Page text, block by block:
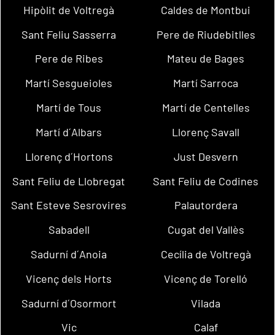
Hipòlit de Voltregà
Caldes de Montbui
Sant Feliu Sasserra
Pere de Riudebitlles
Pere de Ribes
Mateu de Bages
Martí Sesgueioles
Martí Sarroca
Martí de Tous
Martí de Centelles
Martí d´Albars
Llorenç Savall
Llorenç d´Hortons
Just Desvern
Sant Feliu de Llobregat
Sant Feliu de Codines
Sant Esteve Sesrovires
Palautordera
Sabadell
Cugat del Vallès
Sadurní d´Anoia
Cecília de Voltregà
Vicenç dels Horts
Vicenç de Torelló
Sadurní d´Osormort
Vilada
Vic
Calaf